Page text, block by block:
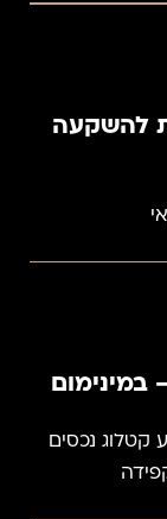
להשקעה
במינימום
קטלוג נכסים